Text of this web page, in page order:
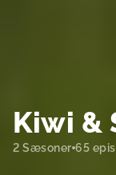
Kiwi &
2 Sæsoner 65